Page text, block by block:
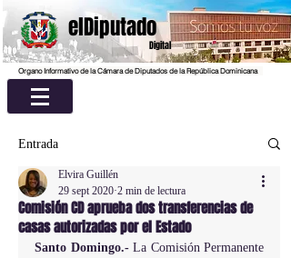
elDiputado
Digital
Organo Informativo de la Cámara de Diputados de la República Dominicana
Entrada
Comisión CD aprueba dos transferencias de
casas autorizadas por el Estado
Elvira Guillén
29 sept 2020 2 min de lectura
Santo Domingo.- La Comisión Permanente